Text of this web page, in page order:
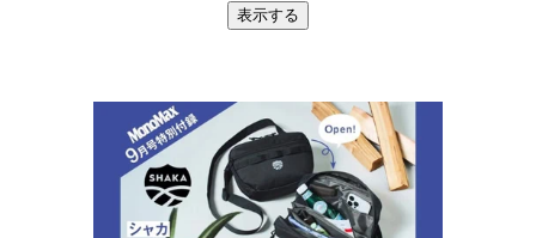
表示する